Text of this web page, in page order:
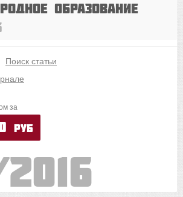
образование
Поиск статьи
за
руб